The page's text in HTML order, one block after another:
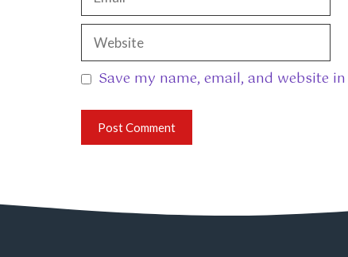
Website
Save my name, email, and website